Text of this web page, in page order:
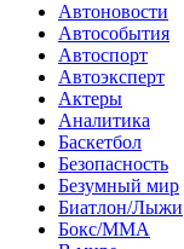
Автоновости
Автособытия
Автоспорт
Автоэксперт
Актеры
Аналитика
Баскетбол
Безопасность
Безумный мир
Биатлон/Лыжи
Бокс/MMA